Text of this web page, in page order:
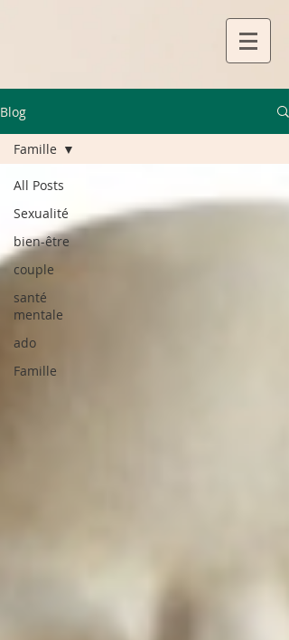
Blog
All Posts
Sexualité
bien-être
couple
santé
mentale
ado
Famille
Famille